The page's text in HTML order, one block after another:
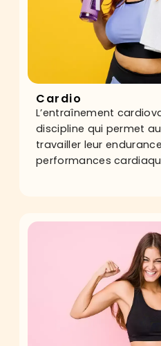
Cardio
L’entraînement
discipline qui permet
travailler leur
performances